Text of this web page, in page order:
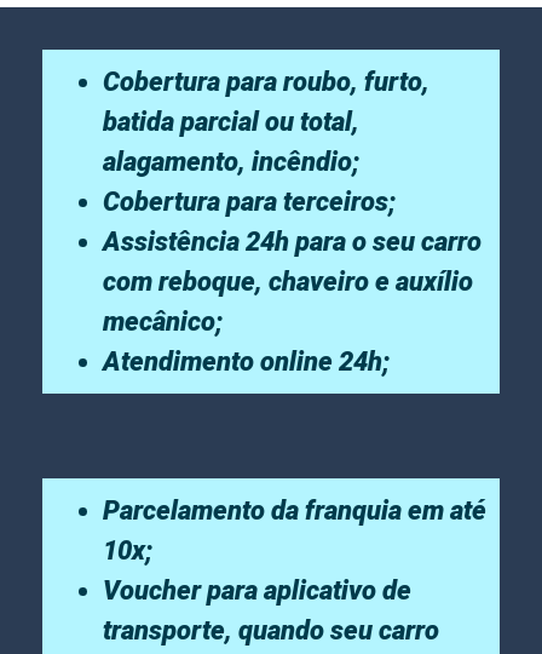
Cobertura para roubo, furto,
batida parcial ou total,
alagamento, incêndio;
Cobertura para terceiros;
Assistência 24h para o seu carro
com reboque, chaveiro e auxílio
mecânico;
Atendimento online 24h;
Parcelamento da franquia em até
10x;
Voucher para aplicativo de
transporte, quando seu carro